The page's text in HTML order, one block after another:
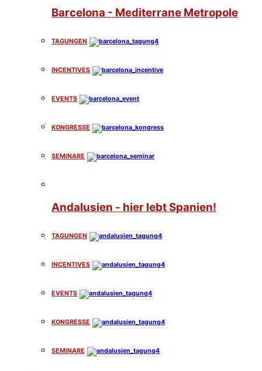
Barcelona - Mediterrane Metropole
TAGUNGEN
INCENTIVES
EVENTS
KONGRESSE
SEMINARE
Andalusien - hier lebt Spanien!
TAGUNGEN
INCENTIVES
EVENTS
KONGRESSE
SEMINARE